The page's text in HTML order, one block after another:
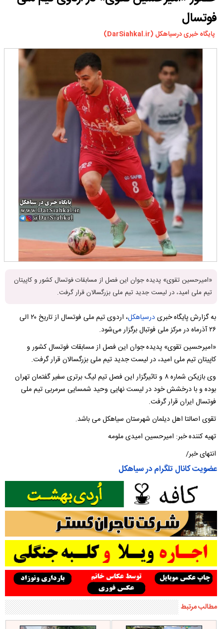
چندرسانه ای
مسیر گردشگری دیلمان
درباره ما
فوتسال
پایگاه خبری درسیاهکل (DarSiahkal.ir)
«امیرحسین تقوی» پدیده جوان این فصل از مسابقات فوتسال کشور و کاپیتان
تیم ملی امید، در لیست جدید تیم ملی بزرگسالان قرار گرفت.
به گزارش پایگاه خبریدرسیاهکل
، اردوی تیم ملی فوتسال از تاریخ ۲۰ الی
۲۶ آذرماه در مرکز ملی فوتبال برگزار می‌شود.
«امیرحسین تقوی» پدیده جوان این فصل از مسابقات فوتسال کشور و
کاپیتان تیم ملی امید، در لیست جدید تیم ملی بزرگسالان قرار گرفت.
وی بازیکن شماره ۸ و تاثیرگزار این فصل تیم لیگ برتری سفیر‌ گفتمان‌ تهران
بوده و با درخشش خود در لیست نهایی وحید شمسایی سرمربی تیم ملی
فوتسال ایران قرار گرفت.
تقوی اصالتا اهل دیلمان شهرستان سیاهکل می باشد.
تهیه کننده خبر: امیرحسین امیدی ملومه
انتهای خبر/
عضویت کانال تلگرام در سیاهکل
مطالب مرتبط